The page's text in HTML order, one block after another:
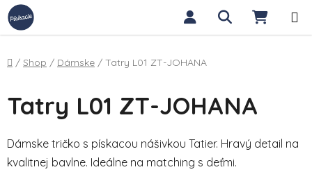
Prejsť na obsah Hľadať
Domov
/ Shop / Dámske / Tatry L01 ZT-JOHANA
Tatry L01 ZT-JOHANA
Dámske tričko s pískacou nášivkou Tatier. Hravý detail na
kvalitnej bavlne. Ideálne na matching s deťmi.